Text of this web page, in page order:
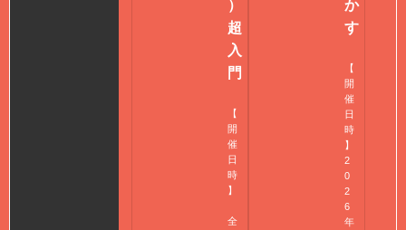
）
超
入
門
【
開
催
日
時
】
全
か
す
【
開
催
日
時
】
2
0
2
6
年